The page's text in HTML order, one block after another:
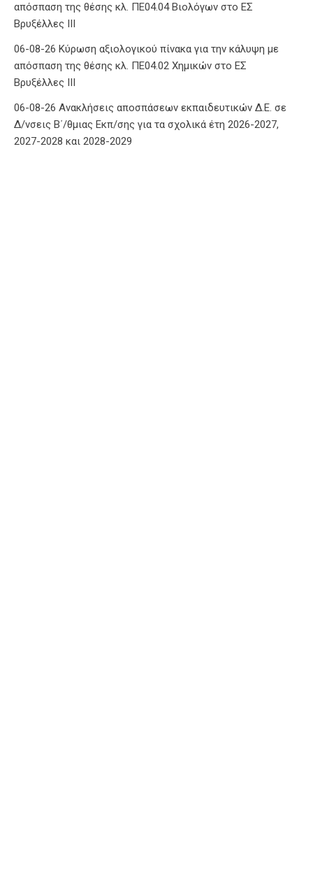
απόσπαση της θέσης κλ. ΠΕ04.04 Βιολόγων στο ΕΣ
Βρυξέλλες ΙΙΙ
06-08-26 Κύρωση αξιολογικού πίνακα για την κάλυψη με
απόσπαση της θέσης κλ. ΠΕ04.02 Χημικών στο ΕΣ
Βρυξέλλες ΙΙΙ
06-08-26 Ανακλήσεις αποσπάσεων εκπαιδευτικών Δ.Ε. σε
Δ/νσεις Β΄/θμιας Εκπ/σης για τα σχολικά έτη 2026-2027,
2027-2028 και 2028-2029